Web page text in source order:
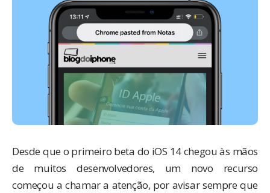
Desde que o primeiro beta do iOS 14chegou às mãos
de muitos desenvolvedores, um novo recurso
começou a chamar a atenção, por avisar sempre que